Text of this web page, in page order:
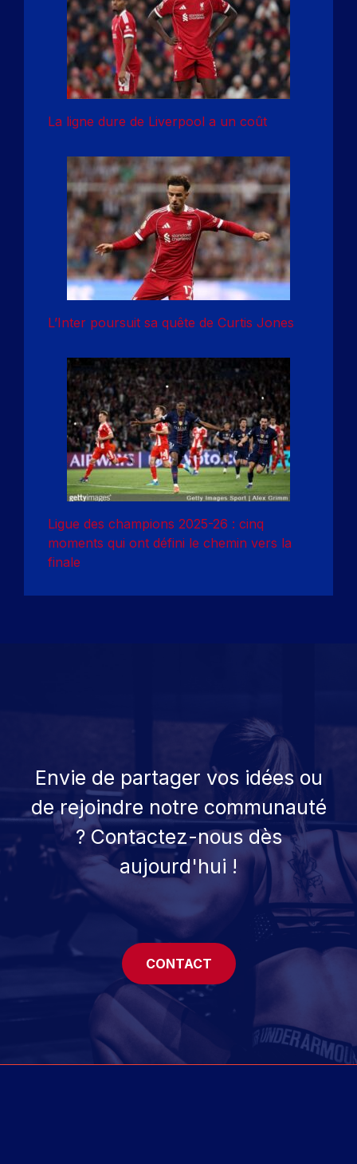
La ligne dure de Liverpool a un coût
L’Inter poursuit sa quête de Curtis Jones
Ligue des champions 2025-26 : cinq
moments qui ont défini le chemin vers la
finale
Envie de partager vos idées ou
de rejoindre notre communauté
? Contactez-nous dès
aujourd'hui !
CONTACT